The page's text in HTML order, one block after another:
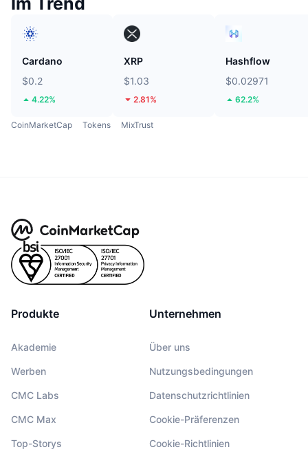
Cardano
$0.2
4.22%
XRP
$1.03
2.81%
Hashflow
$0.02971
62.2%
CoinMarketCap Tokens MixTrust
Produkte
Akademie
Werben
CMC Labs
CMC Max
Top-Storys
Unternehmen
Über uns
Nutzungsbedingungen
Datenschutzrichtlinien
Cookie-Präferenzen
Cookie-Richtlinien